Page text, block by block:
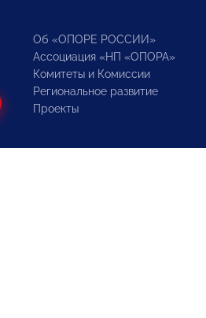
Об «ОПОРЕ РОССИИ»
Ассоциация «НП «ОПОРА»
Комитеты и Комиссии
Региональное развитие
Проекты